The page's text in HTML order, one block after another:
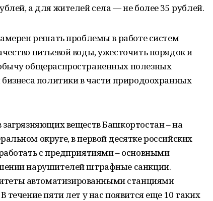
а для жителей села — не более 35 рублей.
решать проблемы в работе систем
питьевой воды, ужесточить порядок и
общераспространенных полезных
политики в части природоохранных
веществ Башкортостан – на
округе, в первой десятке российских
с предприятиями – основными
нарушителей штрафные санкции.
автоматизированными станциями
течение пяти лет у нас появится еще 10 таких